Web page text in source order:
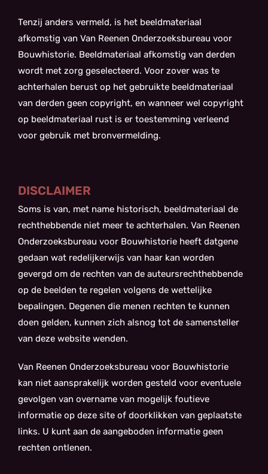
Tenzij anders vermeld, is het beeldmateriaal
afkomstig van Van Reenen Onderzoeksbureau voor
Bouwhistorie. Beeldmateriaal afkomstig van derden
wordt met zorg geselecteerd. Voor zover was te
achterhalen berust op het gebruikte beeldmateriaal
van derden geen copyright, en wanneer wel copyright
op beeldmateriaal rust is er toestemming verleend
voor gebruik met bronvermelding.
DISCLAIMER
Soms is van, met name historisch, beeldmateriaal de
rechthebbende niet meer te achterhalen. Van Reenen
Onderzoeksbureau voor Bouwhistorie heeft datgene
gedaan wat redelijkerwijs van haar kan worden
gevergd om de rechten van de auteursrechthebbende
op de beelden te regelen volgens de wettelijke
bepalingen. Degenen die menen rechten te kunnen
doen gelden, kunnen zich alsnog tot de samensteller
van deze website wenden.
Van Reenen Onderzoeksbureau voor Bouwhistorie
kan niet aansprakelijk worden gesteld voor eventuele
gevolgen van overname van mogelijk foutieve
informatie op deze site of doorklikken van geplaatste
links. U kunt aan de aangeboden informatie geen
rechten ontlenen.